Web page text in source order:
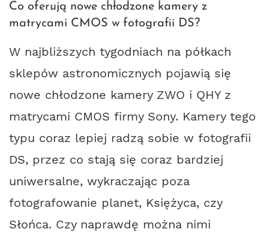
Co oferują nowe chłodzone kamery z
matrycami CMOS w fotografii DS?
W najbliższych tygodniach na półkach
sklepów astronomicznych pojawią się
nowe chłodzone kamery ZWO i QHY z
matrycami CMOS firmy Sony. Kamery tego
typu coraz lepiej radzą sobie w fotografii
DS, przez co stają się coraz bardziej
uniwersalne, wykraczając poza
fotografowanie planet, Księżyca, czy
Słońca. Czy naprawdę można nimi